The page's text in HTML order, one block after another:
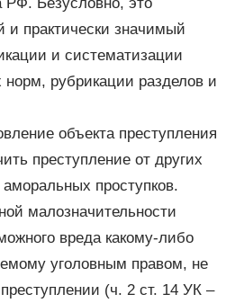
и практически значимый
и систематизации
норм, рубрикации разделов и
объекта преступления
преступление от других
проступков.
малозначительности
вреда какому-либо
уголовным правом, не
(ч. 2 ст. 14 УК –